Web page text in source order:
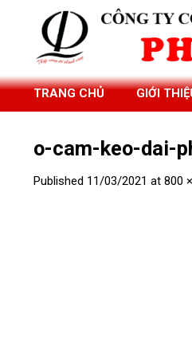
TRANG CHỦ GIỚI
o-cam-keo-dai-
Published 11/03/2021 at 800